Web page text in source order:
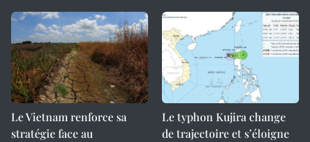
Le Vietnam renforce sa
stratégie face au
Le typhon Kujira change
de trajectoire et s’éloigne